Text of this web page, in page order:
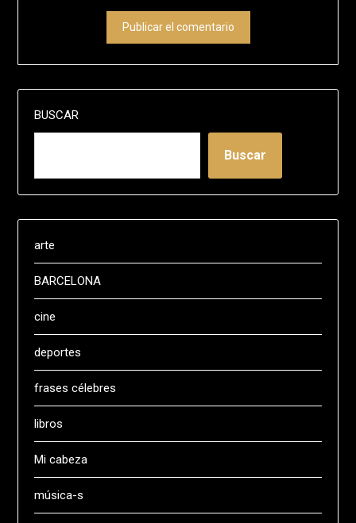
BUSCAR
Buscar
arte
BARCELONA
cine
deportes
frases célebres
libros
Mi cabeza
música-s